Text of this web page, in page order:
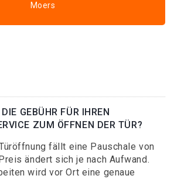
Moers
GEBÜHR FÜR IHREN
ZUM ÖFFNEN DER TÜR?
fällt eine Pauschale von
ändert sich je nach Aufwand.
wird vor Ort eine genaue